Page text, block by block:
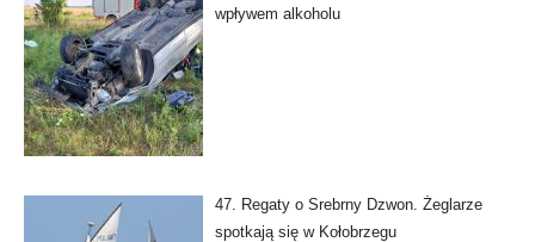
wpływem alkoholu
47. Regaty o Srebrny Dzwon. Żeglarze
spotkają się w Kołobrzegu